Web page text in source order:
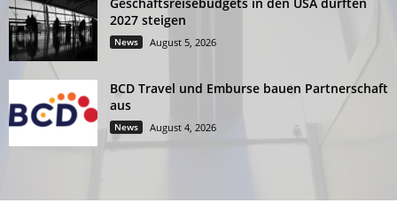
2027 steigen
News August 5, 2026
BCD Travel und Emburse bauen Partnerschaft
aus
News August 4, 2026